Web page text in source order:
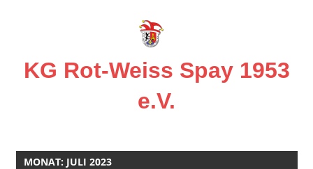
KG Rot-Weiss Spay 1953
e.V.
Spay!
MONAT: JULI 2023